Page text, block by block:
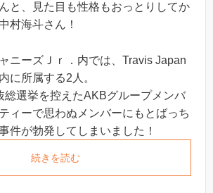
と、見た目も性格もおっとりしてか
村海斗さん！
ニーズＪｒ．内では、Travis Japan
に所属する2人。
総選挙を控えたAKBグループメンバ
ィーで思わぬメンバーにもとばっち
件が勃発してしまいました！
続きを読む